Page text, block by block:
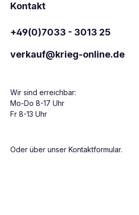
Kontakt
+49(0)7033 - 3013 25
verkauf@krieg-online.de
Wir sind erreichbar:
Mo-Do 8-17 Uhr
Fr 8-13 Uhr
Oder über unser Kontaktformular.